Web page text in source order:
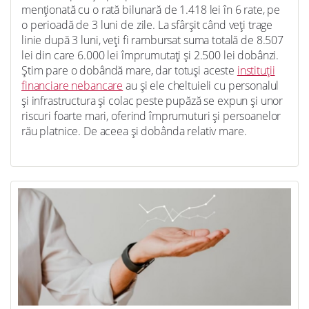
menționată cu o rată bilunară de 1.418 lei în 6 rate, pe
o perioadă de 3 luni de zile. La sfârșit când veți trage
linie după 3 luni, veți fi rambursat suma totală de 8.507
lei din care 6.000 lei împrumutați și 2.500 lei dobânzi.
Știm pare o dobândă mare, dar totuși aceste instituții
financiare nebancare au și ele cheltuieli cu personalul
și infrastructura și colac peste pupăză se expun și unor
riscuri foarte mari, oferind împrumuturi și persoanelor
rău platnice. De aceea și dobânda relativ mare.